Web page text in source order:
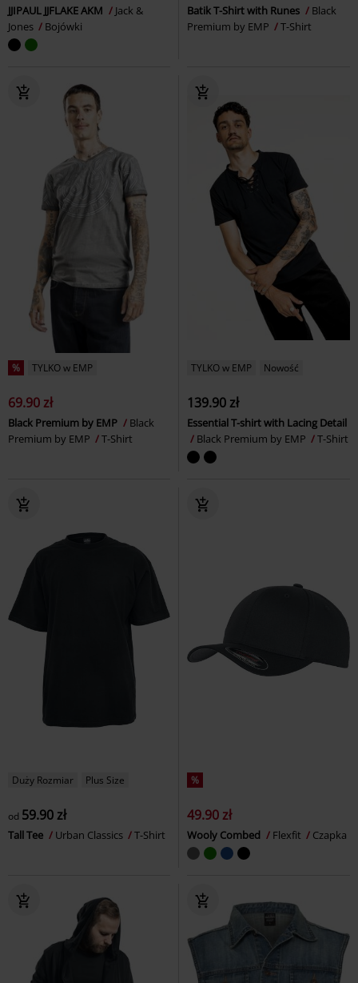
JJIPAUL JJFLAKE AKM
Jack &
Jones
Bojówki
Batik T-Shirt with Runes
Black
Premium by EMP
T-Shirt
% TYLKO w EMP
69.90 zł
Black Premium by EMP
Black
Premium by EMP
T-Shirt
TYLKO w EMP Nowość
139.90 zł
Essential T-shirt with Lacing Detail
Black Premium by EMP
T-Shirt
Duży Rozmiar Plus Size
od 59.90 zł
Tall Tee Urban Classics T-Shirt
%
49.90 zł
Wooly Combed Flexfit Czapka